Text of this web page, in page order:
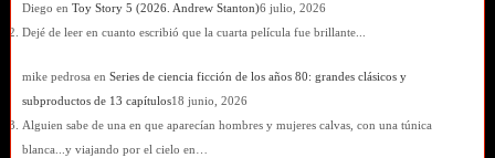
Diego en Toy Story 5 (2026. Andrew Stanton)6 julio, 2026
Dejé de leer en cuanto escribió que la cuarta película fue brillante...
mike pedrosa en Series de ciencia ficción de los años 80: grandes clásicos y
subproductos de 13 capítulos18 junio, 2026
Alguien sabe de una en que aparecían hombres y mujeres calvas, con una túnica
blanca...y viajando por el cielo en…